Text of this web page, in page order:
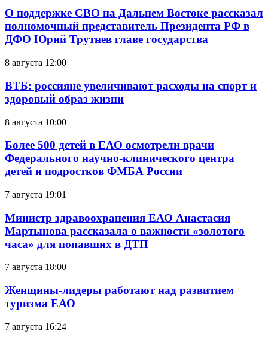
О поддержке СВО на Дальнем Востоке рассказал
полномочный представитель Президента РФ в
ДФО Юрий Трутнев главе государства
8 августа 12:00
ВТБ: россияне увеличивают расходы на спорт и
здоровый образ жизни
8 августа 10:00
Более 500 детей в ЕАО осмотрели врачи
Федерального научно-клинического центра
детей и подростков ФМБА России
7 августа 19:01
Министр здравоохранения ЕАО Анастасия
Мартынова рассказала о важности «золотого
часа» для попавших в ДТП
7 августа 18:00
Женщины-лидеры работают над развитием
туризма ЕАО
7 августа 16:24